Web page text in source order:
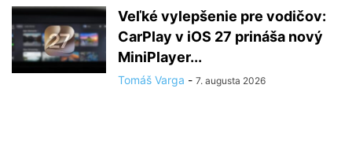
Veľké vylepšenie pre vodičov:
CarPlay v iOS 27 prináša nový
MiniPlayer...
Tomáš Varga - 7. augusta 2026